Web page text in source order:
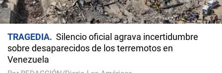
TRAGEDIA
Silencio oficial agrava incertidumbre
sobre desaparecidos de los terremotos en
Venezuela